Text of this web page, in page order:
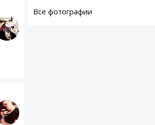
Все фотографии